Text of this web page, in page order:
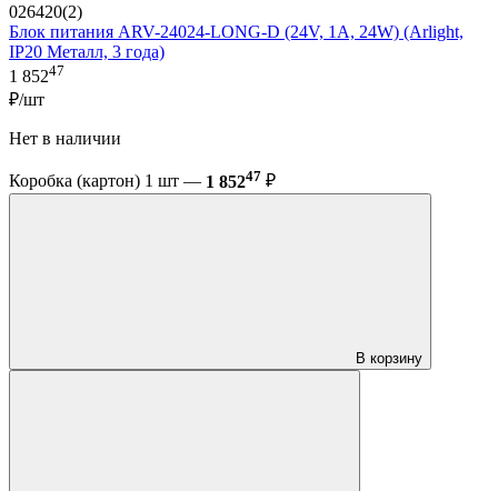
026420(2)
Блок питания ARV-24024-LONG-D (24V, 1A, 24W) (Arlight,
IP20 Металл, 3 года)
1 85247
₽/шт
Нет в наличии
Коробка (картон) 1 шт — 1 85247 ₽
В корзину